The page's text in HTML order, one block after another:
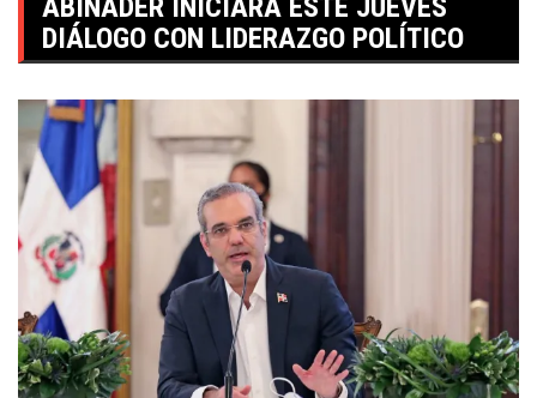
ABINADER INICIARÁ ESTE JUEVES
DIÁLOGO CON LIDERAZGO POLÍTICO